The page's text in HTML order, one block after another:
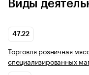
Виды
47.22
Торговля розничная
специализированных